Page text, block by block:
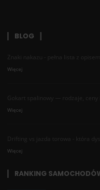
BLOG
Znaki nakazu - pełna lista z
Więcej
Gokart spalinowy — rodzaje,
Więcej
Drifting vs jazda torowa - która
Więcej
RANKING